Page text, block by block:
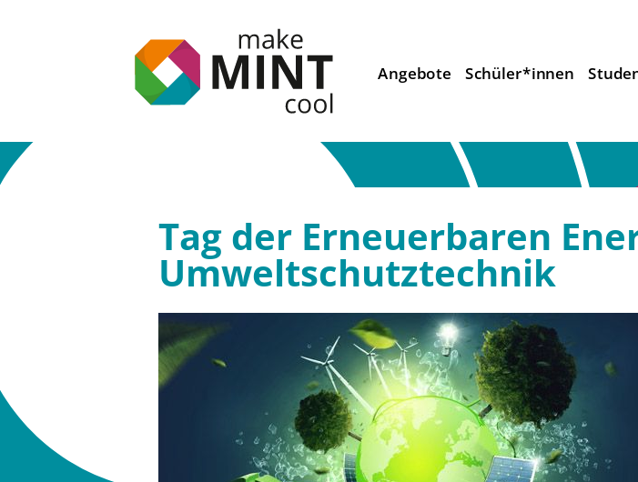
Angebote Schüler*innen
Tag der Erneuerbaren
Umweltschutztechnik